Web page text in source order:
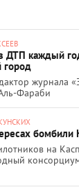
ДТП каждый
город
журнала
Фараби
бомбили
на